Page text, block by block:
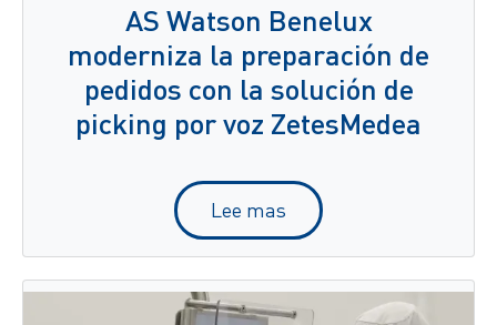
AS Watson Benelux
moderniza la preparación de
pedidos con la solución de
picking por voz ZetesMedea
Lee mas